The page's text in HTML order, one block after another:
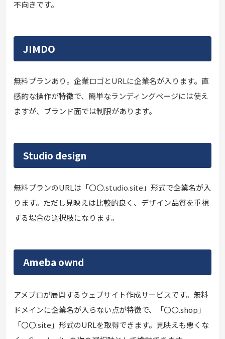
不向きです。
JIMDO
無料プランあり。企業ロゴとURLに企業名が入ります。直
感的な操作が特徴で、簡単なランディングページには使え
ますが、ブランド面では制限があります。
Studio design
無料プランのURLは「〇〇.studio.site」形式で企業名が入
ります。ただし見映えは比較的良く、デザイン品質を重視
する場合の選択肢になります。
Ameba ownd
アメブロが展開するウェブサイト作成サービスです。無料
ドメインに企業名が入らない点が特徴で、「〇〇.shop」
「〇〇.site」形式のURLを取得できます。見映えも悪くな